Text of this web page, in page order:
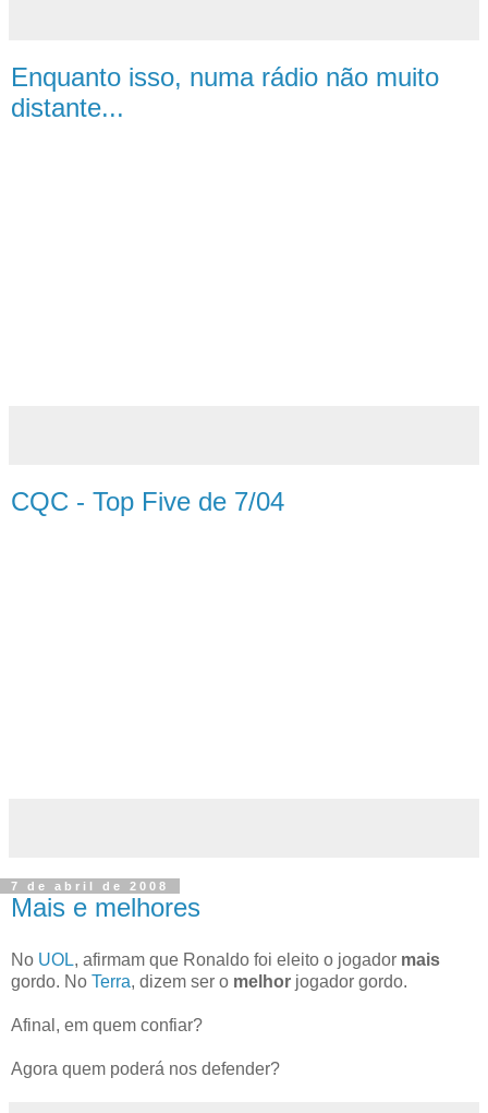
Enquanto isso, numa rádio não muito
distante...
CQC - Top Five de 7/04
7 de abril de 2008
Mais e melhores
No UOL, afirmam que Ronaldo foi eleito o jogador mais
gordo. No Terra, dizem ser o melhor jogador gordo.
Afinal, em quem confiar?
Agora quem poderá nos defender?